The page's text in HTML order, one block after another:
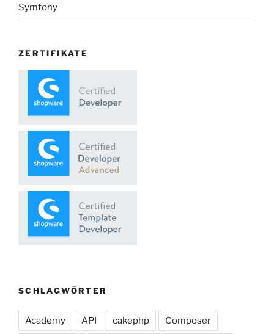
Symfony
ZERTIFIKATE
SCHLAGWÖRTER
Academy API cakephp Composer